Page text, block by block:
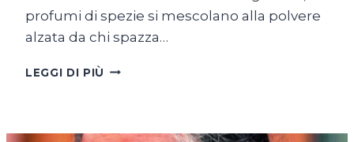
profumi di spezie si mescolano alla polvere
alzata da chi spazza…
LEGGI DI PIÙ AMRITA
CURE